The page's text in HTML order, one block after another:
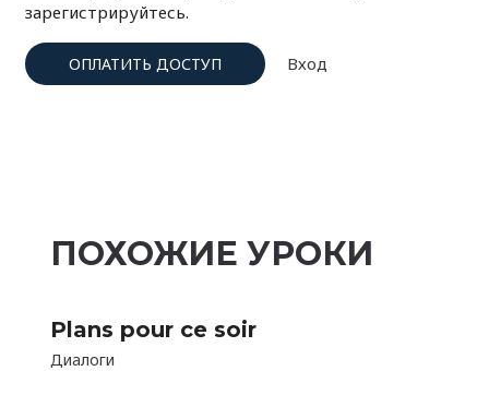
зарегистрируйтесь.
ОПЛАТИТЬ ДОСТУП Вход
ПОХОЖИЕ УРОКИ
Plans pour ce soir
Диалоги